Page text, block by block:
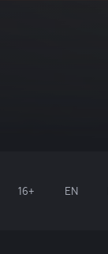
16+ EN